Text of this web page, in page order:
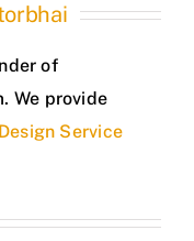
of
We provide
Service